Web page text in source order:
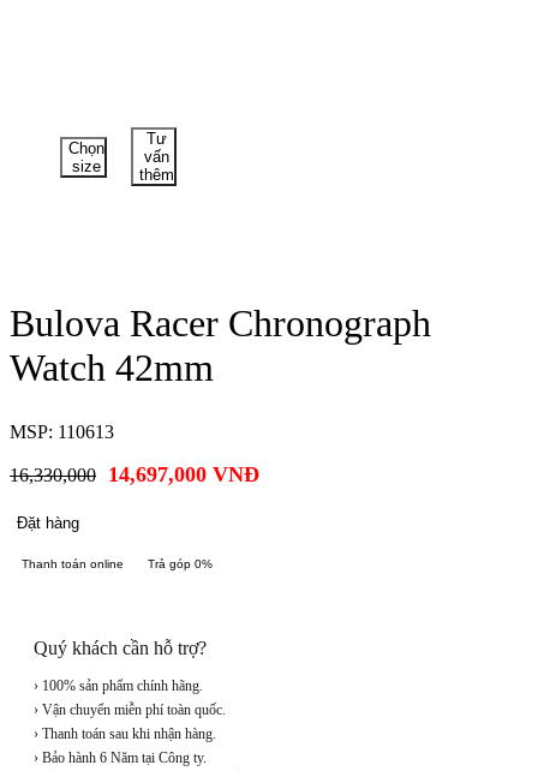
Chọn
size
Tư
vấn
thêm
Bulova Racer Chronograph
Watch 42mm
MSP: 110613
16,330,000 14,697,000 VNĐ
Đặt hàng
Thanh toán online Trả góp 0%
Quý khách cần hỗ trợ?
› 100% sản phẩm chính hãng.
› Vận chuyển miễn phí toàn quốc.
› Thanh toán sau khi nhận hàng.
› Bảo hành 6 Năm tại Công ty.